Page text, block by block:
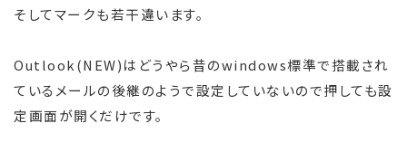
そしてマークも若干違います。
Outlook(NEW)はどうやら昔のwindows標準で搭載され
ているメールの後継のようで設定していないので押しても設
定画面が開くだけです。